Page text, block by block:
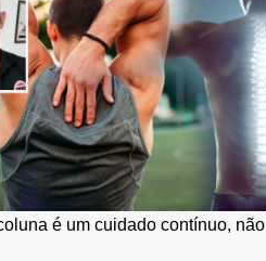
é um cuidado contínuo, não